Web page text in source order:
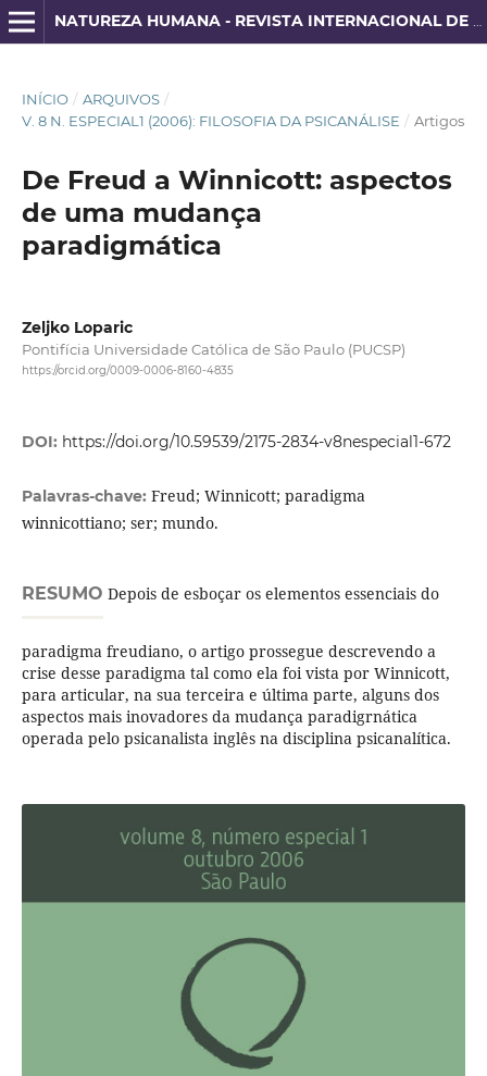
INÍCIO / ARQUIVOS /
V. 8 N. ESPECIAL1 (2006): FILOSOFIA DA PSICANÁLISE / Artigos
De Freud a Winnicott: aspectos
de uma mudança
paradigmática
Zeljko Loparic
Pontifícia Universidade Católica de São Paulo (PUCSP)
https://orcid.org/0009-0006-8160-4835
DOI: https://doi.org/10.59539/2175-2834-v8nespecial1-672
Palavras-chave: Freud; Winnicott; paradigma
winnicottiano; ser; mundo.
RESUMO Depois de esboçar os elementos essenciais do
paradigma freudiano, o artigo prossegue descrevendo a
crise desse paradigma tal como ela foi vista por Winnicott,
para articular, na sua terceira e última parte, alguns dos
aspectos mais inovadores da mudança paradigrnática
operada pelo psicanalista inglês na disciplina psicanalítica.